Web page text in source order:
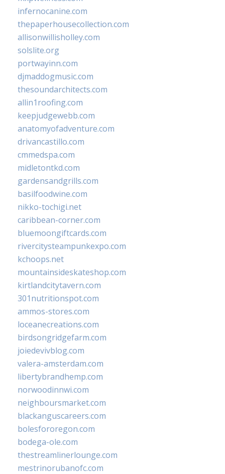
infernocanine.com
thepaperhousecollection.com
allisonwillisholley.com
solslite.org
portwayinn.com
djmaddogmusic.com
thesoundarchitects.com
allin1roofing.com
keepjudgewebb.com
anatomyofadventure.com
drivancastillo.com
cmmedspa.com
midletontkd.com
gardensandgrills.com
basilfoodwine.com
nikko-tochigi.net
caribbean-corner.com
bluemoongiftcards.com
rivercitysteampunkexpo.com
kchoops.net
mountainsideskateshop.com
kirtlandcitytavern.com
301nutritionspot.com
ammos-stores.com
loceanecreations.com
birdsongridgefarm.com
joiedevivblog.com
valera-amsterdam.com
libertybrandhemp.com
norwoodinnwi.com
neighboursmarket.com
blackanguscareers.com
bolesfororegon.com
bodega-ole.com
thestreamlinerlounge.com
mestrinorubanofc.com